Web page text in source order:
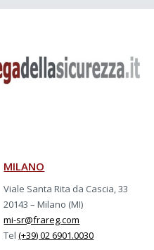
MILANO
Viale Santa Rita da Cascia, 33
20143 – Milano (MI)
mi-sr@frareg.com
Tel(+39) 02 6901.0030